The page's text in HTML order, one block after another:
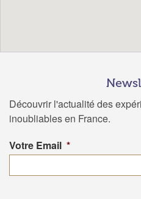
Découvrir l'actualité des
inoubliables en France.
Votre Email *